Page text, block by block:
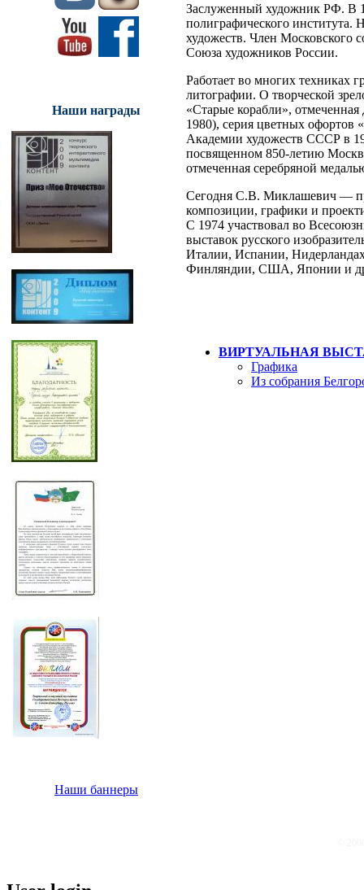
Наши награды
Наши баннеры
Заслуженный художник РФ. В
полиграфического института.
художеств. Член Московского
Союза художников России.
Работает во многих техниках
литографии. О творческой
«Старые корабли»,
1980), серия цветных
Академии художеств СССР в
посвященном 850-летию
отмеченная серебряной
Сегодня С.В. Миклашевич —
композиции, графики и
С 1974 участвовал во
выставок русского
Италии, Испании,
Финляндии, США, Японии и
ВИРТУАЛЬНАЯ
Графика
Из собрания